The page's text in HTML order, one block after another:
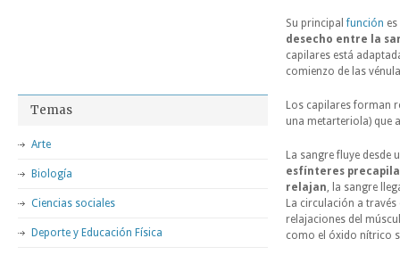
Su principalfunción
desecho entre la
capilares está
comienzo de las
Los capilares forman
una metarteriola) que
La sangre fluye desde
esfínteres
relajan, la sangre
La circulación a
relajaciones del
como el óxido nítrico
Temas
Arte
Biología
Ciencias sociales
Deporte y Educación Física